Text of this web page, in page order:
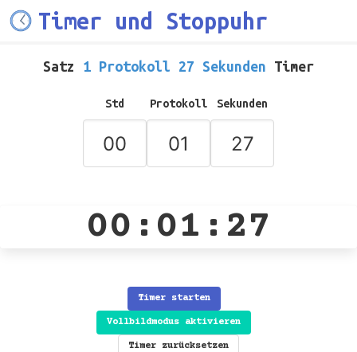
Timer und Stoppuhr
Satz 1 Protokoll 27 Sekunden Timer
Std Protokoll Sekunden
00:01:27
Timer starten
Vollbildmodus aktivieren
Timer zurücksetzen